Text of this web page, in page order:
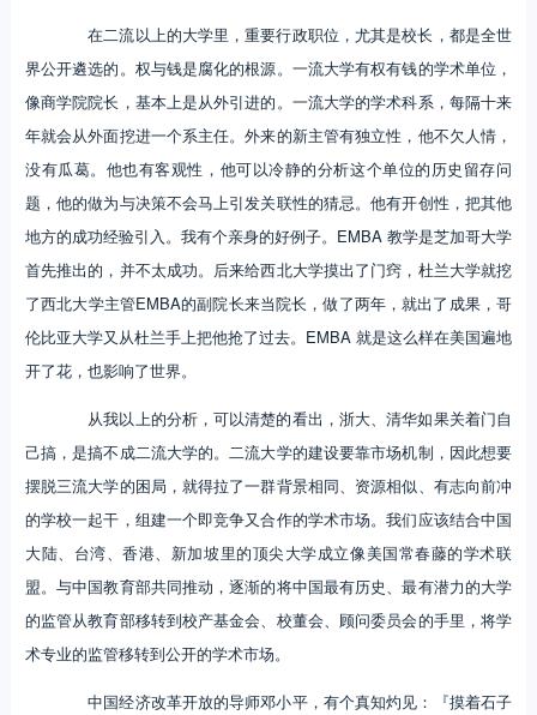
在二流以上的大学里，重要行政职位，尤其是校长，都是全世
界公开遴选的。权与钱是腐化的根源。一流大学有权有钱的学术单位，
像商学院院长，基本上是从外引进的。一流大学的学术科系，每隔十来
年就会从外面挖进一个系主任。外来的新主管有独立性，他不欠人情，
没有瓜葛。他也有客观性，他可以冷静的分析这个单位的历史留存问
题，他的做为与决策不会马上引发关联性的猜忌。他有开创性，把其他
地方的成功经验引入。我有个亲身的好例子。EMBA 教学是芝加哥大学
首先推出的，并不太成功。后来给西北大学摸出了门窍，杜兰大学就挖
了西北大学主管EMBA的副院长来当院长，做了两年，就出了成果，哥
伦比亚大学又从杜兰手上把他抢了过去。EMBA 就是这么样在美国遍地
开了花，也影响了世界。
从我以上的分析，可以清楚的看出，浙大、清华如果关着门自
己搞，是搞不成二流大学的。二流大学的建设要靠市场机制，因此想要
摆脱三流大学的困局，就得拉了一群背景相同、资源相似、有志向前冲
的学校一起干，组建一个即竞争又合作的学术市场。我们应该结合中国
大陆、台湾、香港、新加坡里的顶尖大学成立像美国常春藤的学术联
盟。与中国教育部共同推动，逐渐的将中国最有历史、最有潜力的大学
的监管从教育部移转到校产基金会、校董会、顾问委员会的手里，将学
术专业的监管移转到公开的学术市场。
中国经济改革开放的导师邓小平，有个真知灼见：『摸着石子